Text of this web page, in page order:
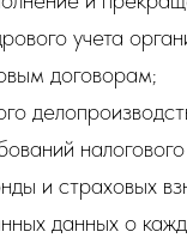
учета
договорам;
и страховых
данных о